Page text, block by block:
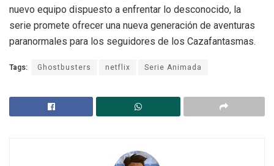
nuevo equipo dispuesto a enfrentar lo desconocido, la
serie promete ofrecer una nueva generación de aventuras
paranormales para los seguidores de los Cazafantasmas.
Tags: Ghostbusters netflix Serie Animada